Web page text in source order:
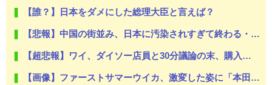
【誰？】日本をダメにした総理大臣と言えば？
【悲報】中国の街並み、日本に汚染されすぎて終わる・・・
【超悲報】ワイ、ダイソー店員と30分議論の末、購入を決定ｗｗ
【画像】ファーストサマーウイカ、激変した姿に「本田望結ちゃんかと」